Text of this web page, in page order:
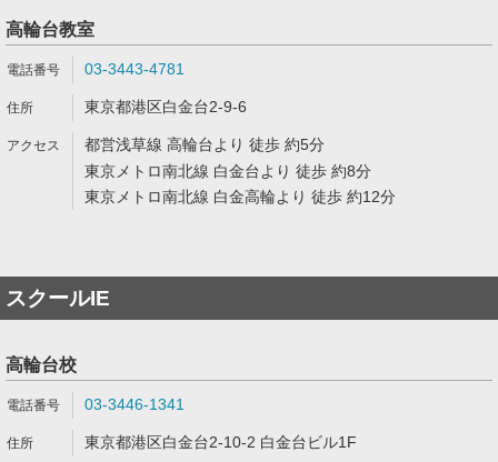
高輪台教室
03-3443-4781
東京都港区白金台2-9-6
都営浅草線 高輪台より 徒歩 約5分
東京メトロ南北線 白金台より 徒歩 約8分
東京メトロ南北線 白金高輪より 徒歩 約12分
スクールIE
高輪台校
03-3446-1341
東京都港区白金台2-10-2 白金台ビル1F